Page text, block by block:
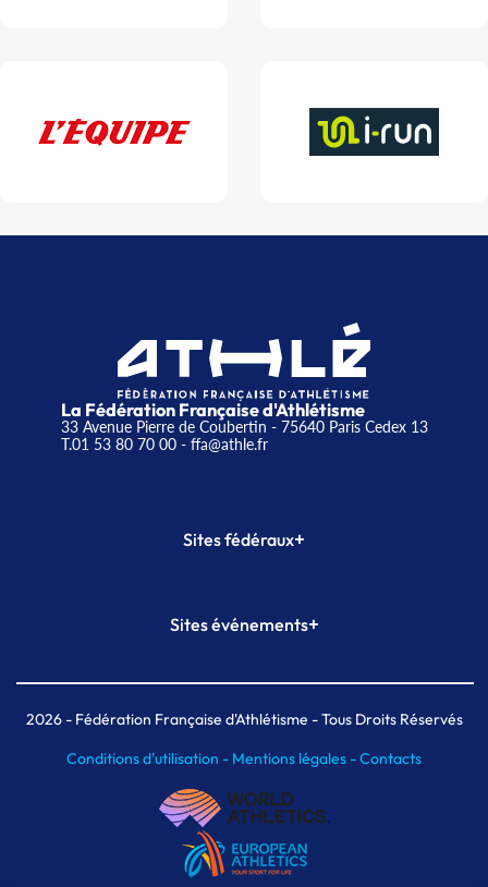
La Fédération Française d'Athlétisme
33 Avenue Pierre de Coubertin - 75640 Paris Cedex 13
T.01 53 80 70 00- ffa@athle.fr
Sites fédéraux+
Plateforme Formation
Sites événements+
Meeting de Paris indoor
MAIF Ekiden de Paris
2026- Fédération Française d'Athlétisme - Tous Droits Réservés
Conditions d'utilisation - Mentions légales -Contacts